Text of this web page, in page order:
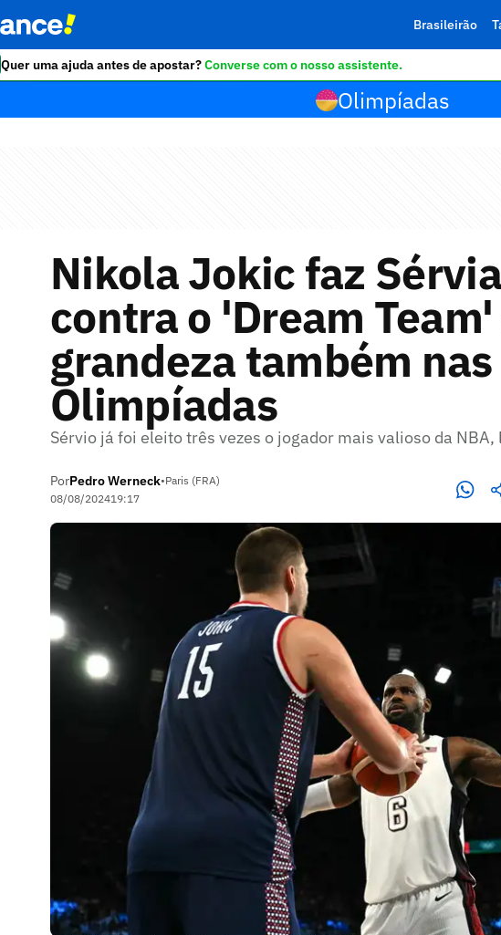
Brasileirão
Quer uma ajuda antes de apostar?Converse com o nosso assistente.
Olimpíadas
Nikola Jokic faz
contra o 'Dream
grandeza também nas
Olimpíadas
Sérvio já foi eleito três vezes o jogador mais valioso da
PorPedro Werneck•Paris (FRA)
08/08/202419:17